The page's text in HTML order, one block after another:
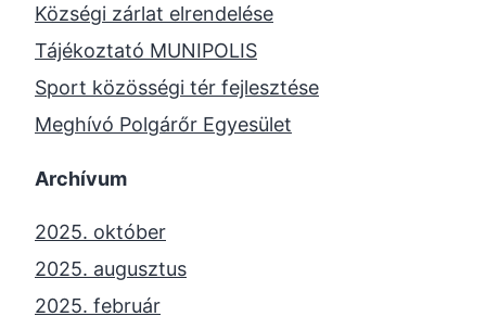
Községi zárlat elrendelése
Tájékoztató MUNIPOLIS
Sport közösségi tér fejlesztése
Meghívó Polgárőr Egyesület
Archívum
2025. október
2025. augusztus
2025. február